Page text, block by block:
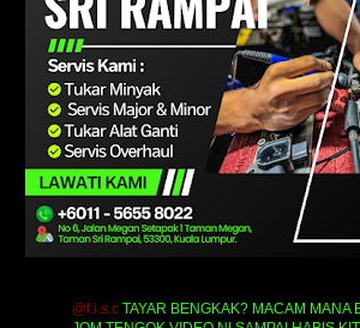
@f.i.s.c TAYAR BENGKAK? MACAM MANA